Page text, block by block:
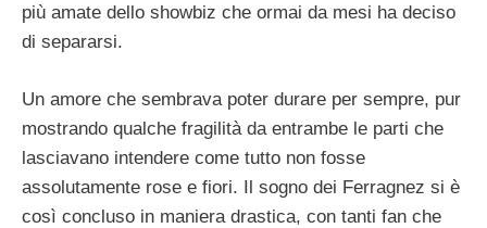
più amate dello showbiz che ormai da mesi ha deciso
di separarsi.
Un amore che sembrava poter durare per sempre, pur
mostrando qualche fragilità da entrambe le parti che
lasciavano intendere come tutto non fosse
assolutamente rose e fiori. Il sogno dei Ferragnez si è
così concluso in maniera drastica, con tanti fan che